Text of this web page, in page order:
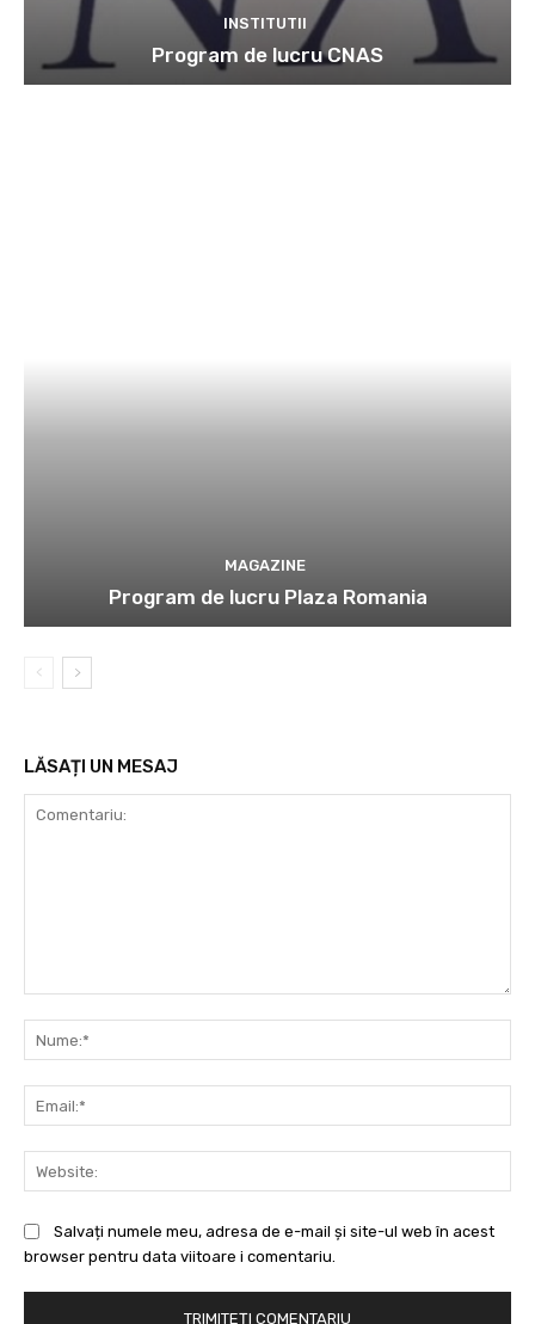
INSTITUTII
Program de lucru CNAS
MAGAZINE
Program de lucru Plaza Romania
LĂSAȚI UN MESAJ
Salvați numele meu, adresa de e-mail și site-ul web în acest
browser pentru data viitoare i comentariu.